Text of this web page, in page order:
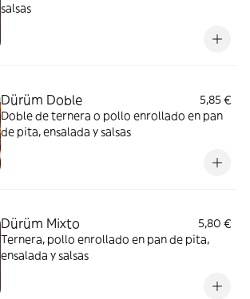
salsas
Dürüm Doble
5,85 €
Doble de ternera o pollo enrollado en pan
de pita, ensalada y salsas
Dürüm Mixto
5,80 €
Ternera, pollo enrollado en pan de pita,
ensalada y salsas